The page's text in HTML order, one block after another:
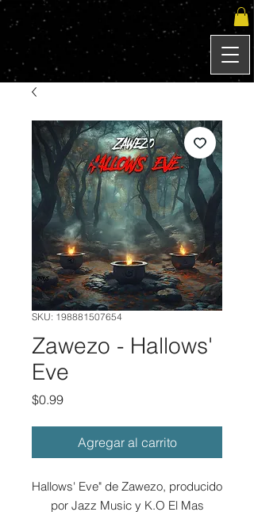
SKU: 198881507654
Zawezo - Hallows'
Eve
$0.99Precio
Agregar al carrito
Hallows' Eve" de Zawezo, producido
por Jazz Music y K.O El Mas